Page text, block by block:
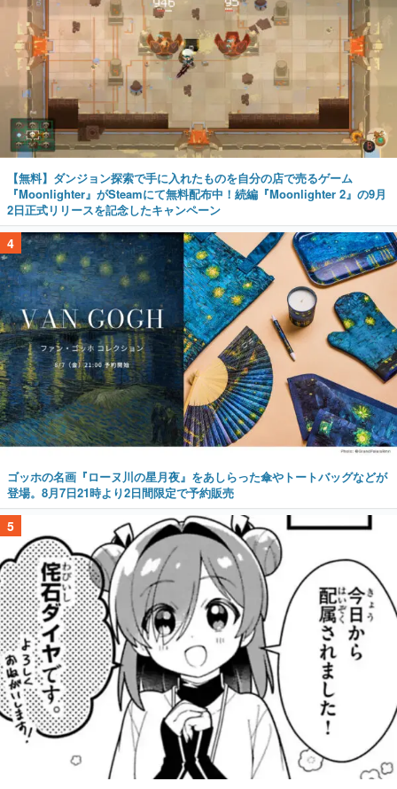
【無料】ダンジョン探索で手に入れたものを自分の店で売るゲーム
『Moonlighter』がSteamにて無料配布中！続編『Moonlighter 2』の9月
2日正式リリースを記念したキャンペーン
4
ゴッホの名画『ローヌ川の星月夜』をあしらった傘やトートバッグなどが
登場。8月7日21時より2日間限定で予約販売
5